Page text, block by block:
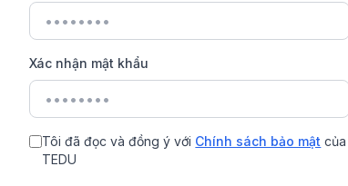
Xác nhận mật khẩu
Tôi đã đọc và đồng ý với Chính sách bảo mật của
TEDU